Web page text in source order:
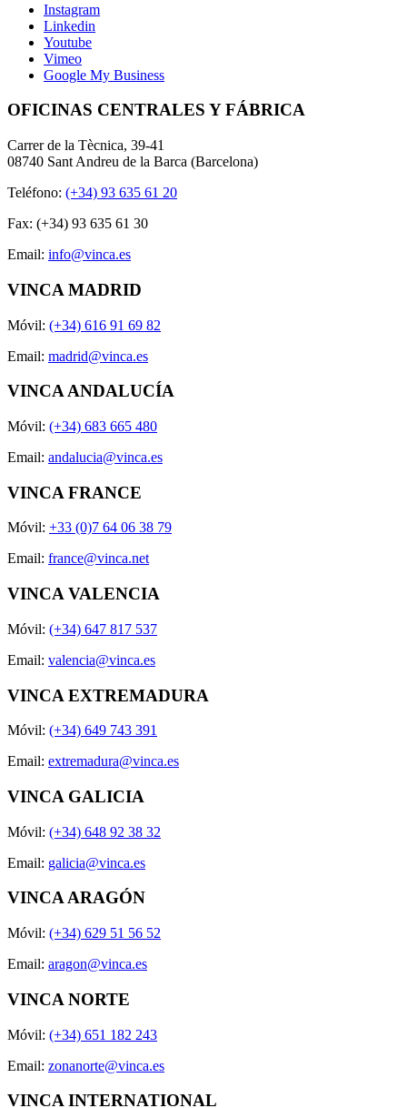
Instagram
Linkedin
Youtube
Vimeo
Google My Business
OFICINAS CENTRALES Y FÁBRICA
Carrer de la Tècnica, 39-41
08740 Sant Andreu de la Barca (Barcelona)
Teléfono: (+34) 93 635 61 20
Fax: (+34) 93 635 61 30
Email: info@vinca.es
VINCA MADRID
Móvil: (+34) 616 91 69 82
Email: madrid@vinca.es
VINCA ANDALUCÍA
Móvil: (+34) 683 665 480
Email: andalucia@vinca.es
VINCA FRANCE
Móvil: +33 (0)7 64 06 38 79
Email: france@vinca.net
VINCA VALENCIA
Móvil: (+34) 647 817 537
Email: valencia@vinca.es
VINCA EXTREMADURA
Móvil: (+34) 649 743 391
Email: extremadura@vinca.es
VINCA GALICIA
Móvil: (+34) 648 92 38 32
Email: galicia@vinca.es
VINCA ARAGÓN
Móvil: (+34) 629 51 56 52
Email: aragon@vinca.es
VINCA NORTE
Móvil: (+34) 651 182 243
Email: zonanorte@vinca.es
VINCA INTERNATIONAL